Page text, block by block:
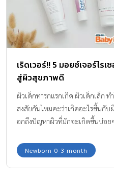
เริดเวอร์!! 5 มอยซ์เจอร์ไร
สู่ผิวสุขภาพดี
ผิวเด็กทารกแรกเกิด ผิวเด็กเล็ก
สงสัยกันไหมคะว่าเกิดอะไรขึ้นกั
อกถึงปัญหาผิวที่มักจะเกิดขึ้นบ่อย
5 ตัวนี้เด็ด!! ช่วยกู้ผิวพังๆ ให้กลับ
Newborn 0-3 month